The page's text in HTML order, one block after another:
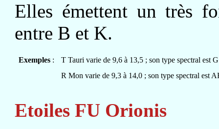
Elles émettent un très
entre B et K.
Exemples :
T Tauri varie de 9,6 à 13,5 ; son type spectral est
R Mon varie de 9,3 à 14,0 ; son type spectral est
Etoiles FU Orionis